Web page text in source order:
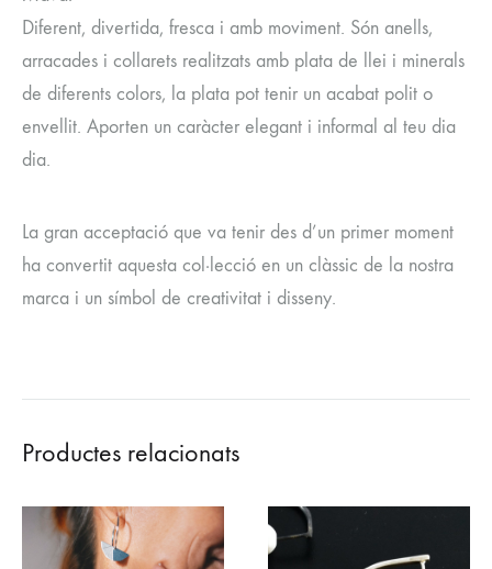
Diferent, divertida, fresca i amb moviment. Són anells,
arracades i collarets realitzats amb plata de llei i minerals
de diferents colors, la plata pot tenir un acabat polit o
envellit. Aporten un caràcter elegant i informal al teu dia
dia.
La gran acceptació que va tenir des d’un primer moment
ha convertit aquesta col·lecció en un clàssic de la nostra
marca i un símbol de creativitat i disseny.
Productes relacionats